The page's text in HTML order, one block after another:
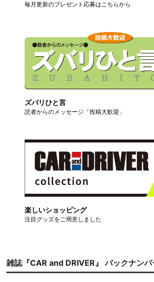
毎月更新のプレゼント応募はこちらから
ズバリひと言
読者からのメッセージ「投稿大歓迎」
楽しいショッピング
注目グッズをご用意しました
雑誌『CAR and DRIVER』 バックナンバ